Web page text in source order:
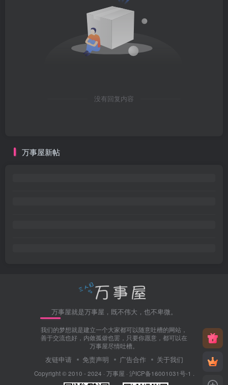
没有回复内容
万事屋新帖
万事屋就是万事屋，既不伟大，也不卑微。
我们的梦想就是建立一个大家都可以随意吐槽的网站，
善于交流也好，内敛孤僻也罢，只要你愿意，都可以在
万事屋尽情吐槽。
友链申请 免责声明 广告合作 关于我们
Copyright © 2010 - 2024 · 万事屋 · 沪ICP备16001031号-1